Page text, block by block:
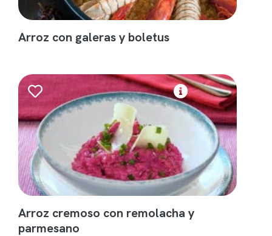
Arroz con galeras y boletus
Arroz cremoso con remolacha y
parmesano